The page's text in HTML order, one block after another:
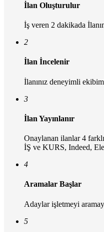
İlan Oluşturulur
İş veren 2 dakikada
2
İlan İncelenir
İlanınız deneyimli
3
İlan Yayınlanır
Onaylanan ilanlar 4
İŞ ve KURS, Indeed,
4
Aramalar Başlar
Adaylar işletmeyi
5